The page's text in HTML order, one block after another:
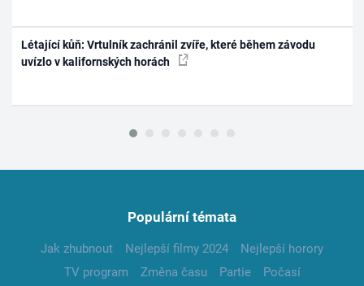
Létající kůň: Vrtulník zachránil zvíře, které během závodu
uvízlo v kalifornských horách
Populární témata
Jak zhubnout Nejlepší filmy 2024
Nejlepší horory
TV program
Změna času Partie
Počasí